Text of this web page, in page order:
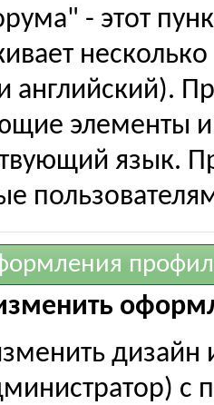
- этот
английский).
элементы
язык.
дизайн